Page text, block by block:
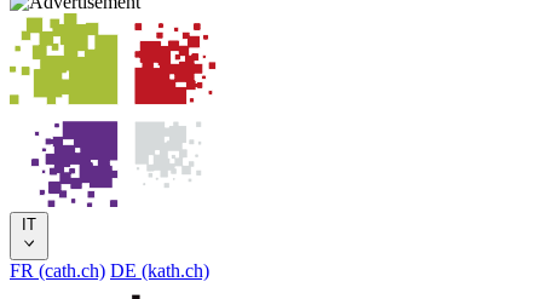
IT
FR (cath.ch) DE (kath.ch)